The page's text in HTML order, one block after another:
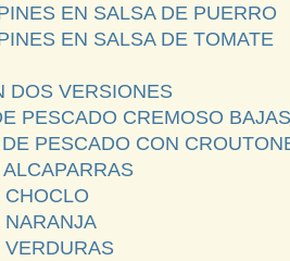
EN SALSA DE PUERRO
EN SALSA DE TOMATE
DOS VERSIONES
PESCADO CREMOSO
PESCADO CON
CHOCLO
NARANJA
VERDURAS